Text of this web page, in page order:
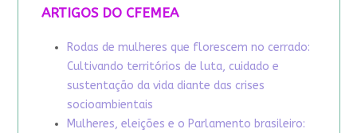
ARTIGOS DO CFEMEA
Rodas de mulheres que florescem no cerrado:
Cultivando territórios de luta, cuidado e
sustentação da vida diante das crises
socioambientais
Mulheres, eleições e o Parlamento brasileiro: